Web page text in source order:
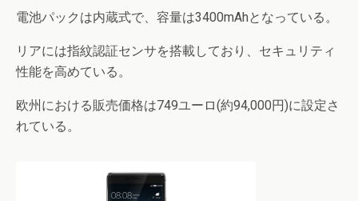
電池パックは内蔵式で、容量は3400mAhとなっている。
リアには指紋認証センサを搭載しており、セキュリティ
性能を高めている。
欧州における販売価格は749ユーロ(約94,000円)に設定さ
れている。